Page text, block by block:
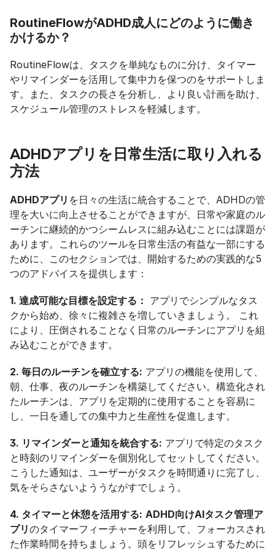
RoutineFlowがADHD成人にどのように働き
かけるか？
RoutineFlowは、タスクを単純なものに分け、タイマー
やリマインダーを活用して集中力を保つのをサポートしま
す。また、タスクの長さを分析し、より良い計画を助け、
スケジュール管理のストレスを軽減します。
ADHDアプリを日常生活に取り入れる
方法
ADHDアプリ を日々の生活に統合することで、ADHDの管
理を大いに向上させることができますが、日常や家庭のル
ーチンに継続的かつシームレスに組み込むことには課題が
あります。これらのツールを日常生活の有益な一部にする
ために、このセクションでは、開始するための実践的な5
つのアドバイスを提供します：
1. 達成可能な目標を設定する： アプリでシンプルなタス
クから始め、徐々に複雑さを増していきましょう。 これ
により、圧倒されることなく日常のルーチンにアプリを組
み込むことができます。
2. 毎日のルーチンを確立する: アプリの機能を使用して、
朝、仕事、夜のルーチンを構築してください。構造化され
たルーチンは、アプリを定期的に使用することを容易に
し、一日を通しての集中力と生産性を促進します。
3. リマインダーと通知を統合する: アプリで特定のタスク
と時刻のリマインダーを個別化してセットしてください。
こうした通知は、ユーザーがタスクを時間通りに完了し、
気をそらさないよううながすでしょう。
4. タイマーと休憩を活用する: ADHD向けAIタスク管理ア
プリのタイマーフィーチャーを利用して、フォーカスされ
た作業時間を持ちましょう。頭をリフレッシュするために